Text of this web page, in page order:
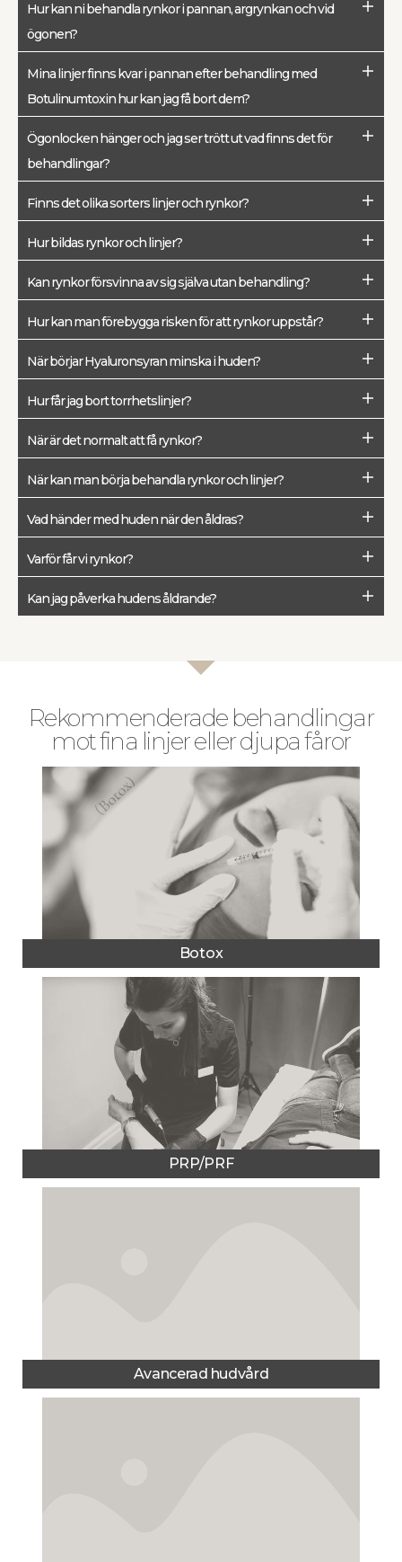
Hur kan ni behandla rynkor i pannan, argrynkan och vid
ögonen?
Mina linjer finns kvar i pannan efter behandling med
Botulinumtoxin hur kan jag få bort dem?
Ögonlocken hänger och jag ser trött ut vad finns det för
behandlingar?
Finns det olika sorters linjer och rynkor?
Hur bildas rynkor och linjer?
Kan rynkor försvinna av sig själva utan behandling?
Hur kan man förebygga risken för att rynkor uppstår?
När börjar Hyaluronsyran minska i huden?
Hur får jag bort torrhetslinjer?
När är det normalt att få rynkor?
När kan man börja behandla rynkor och linjer?
Vad händer med huden när den åldras?
Varför får vi rynkor?
Kan jag påverka hudens åldrande?
Rekommenderade behandlingar
mot fina linjer eller djupa fåror
Botox
PRP/PRF
Avancerad hudvård